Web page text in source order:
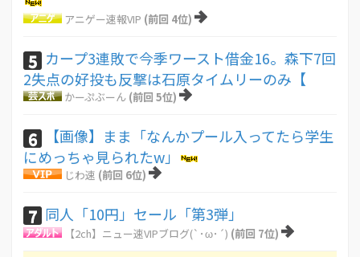
アニゲー速報VIP (前回 4位)
5 カープ3連敗で今季ワースト借金16。森下7回
2失点の好投も反撃は石原タイムリーのみ【
かーぷぶーん (前回 5位)
6
【画像】まま「なんかプール入ってたら学生
にめっちゃ見られたw」
じわ速 (前回 6位)
7 同人「10円」セール「第3弾」
【2ch】ニュー速VIPブログ(`･ω･´) (前回 7位)